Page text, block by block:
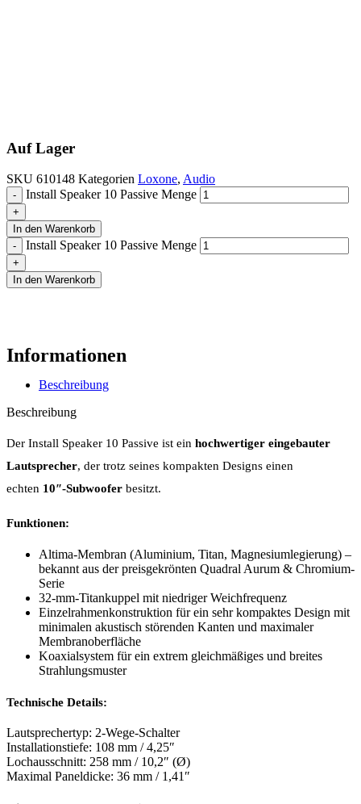
✔ Kostenfreier Versand ab 100€
✔ Inklusive Expertenberatung
✔ Hotline für Fragen:
Auf Lager
SKU 610148 Kategorien Loxone, Audio
Install Speaker 10 Passive Menge
In den Warenkorb
Install Speaker 10 Passive Menge
In den Warenkorb
Informationen
Beschreibung
Beschreibung
Der Install Speaker 10 Passive ist ein hochwertiger eingebauter
Lautsprecher, der trotz seines kompakten Designs einen
echten 10″-Subwoofer besitzt.
Funktionen:
Altima-Membran (Aluminium, Titan, Magnesiumlegierung) –
bekannt aus der preisgekrönten Quadral Aurum & Chromium-
Serie
32-mm-Titankuppel mit niedriger Weichfrequenz
Einzelrahmenkonstruktion für ein sehr kompaktes Design mit
minimalen akustisch störenden Kanten und maximaler
Membranoberfläche
Koaxialsystem für ein extrem gleichmäßiges und breites
Strahlungsmuster
Technische Details:
Lautsprechertyp: 2-Wege-Schalter
Installationstiefe: 108 mm / 4,25″
Lochausschnitt: 258 mm / 10,2″ (Ø)
Maximal Paneldicke: 36 mm / 1,41″